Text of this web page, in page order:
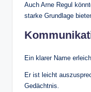
Auch Arne Regul
starke Grundlage
Ein klarer Name
Er ist leicht
Gedächtnis.